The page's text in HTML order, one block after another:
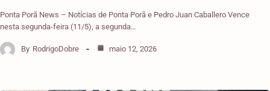
Ponta Porã News – Notícias de Ponta Porã e Pedro Juan Caballero Vence
nesta segunda-feira (11/5), a segunda…
By RodrigoDobre maio 12, 2026